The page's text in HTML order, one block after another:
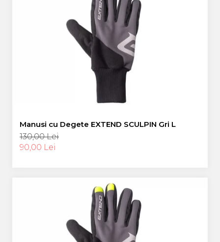
Manusi cu Degete EXTEND SCULPIN Gri L
130,00 Lei
90,00 Lei